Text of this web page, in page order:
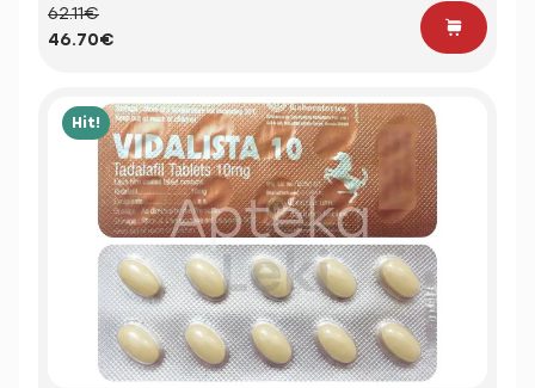
62.11€
46.70€
Hit!